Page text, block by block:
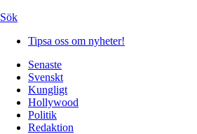
Sök
Tipsa oss om nyheter!
Senaste
Svenskt
Kungligt
Hollywood
Politik
Redaktion